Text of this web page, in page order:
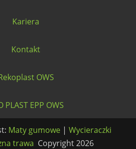
Kariera
Kontakt
OWS
PLAST EPP OWS
Maty gumowe | Wycieraczki
trawa Copyright 2026